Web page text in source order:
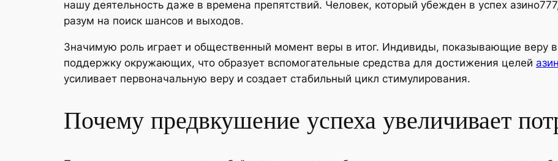
нашу деятельность даже в времена препятствий. Человек, который убежден в успех
разум на поиск шансов и выходов.
Значимую роль играет и общественный момент веры в итог. Индивиды, показывающие веру
поддержку окружающих, что образует вспомогательные средства для достижения целей
усиливает первоначальную веру и создает стабильный цикл стимулирования.
Почему предвкушение успеха увеличивает